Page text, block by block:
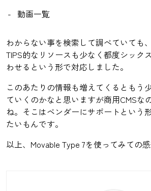
動画一覧
わからない事を検索して調べていても
TIPS的なリソースも少なく都度シック
わせるという形で対応しました。
このあたりの情報も増えてくるともう
ていくのかなと思いますが商用CMSな
ね。そこはベンダーにサポートという
たいもんです。
以上、Movable Type 7を使ってみての感